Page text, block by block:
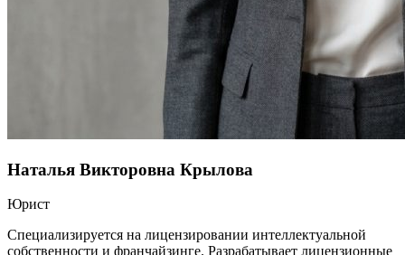
Наталья Викторовна Крылова
Юрист
Специализируется на лицензировании интеллектуальной
собственности и франчайзинге. Разрабатывает лицензионные